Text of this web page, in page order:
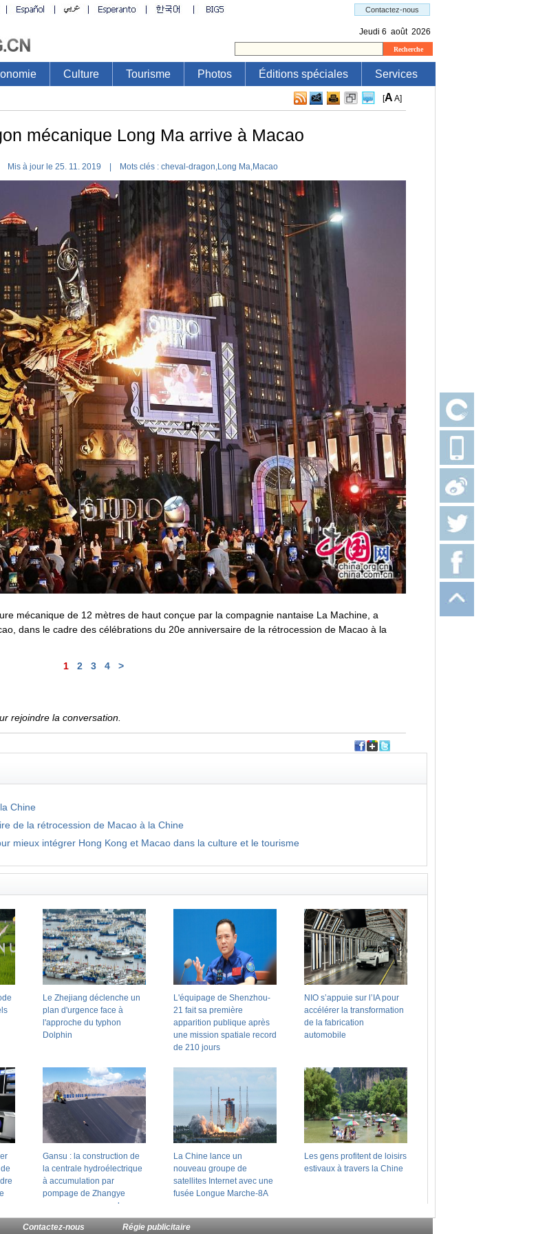
Culture Tourisme Photos Éditions spéciales Services
[A A]
mécanique Long Ma arrive à Macao
Mis à jour le 25. 11. 2019 | Mots clés : cheval-dragon,Long Ma,Macao
mécanique de 12 mètres de haut conçue par la compagnie nantaise La Machine, a
dans le cadre des célébrations du 20e anniversaire de la rétrocession de Macao à la
1
2 3 4 >
rejoindre la conversation.
Chine
de la rétrocession de Macao à la Chine
mieux intégrer Hong Kong et Macao dans la culture et le tourisme